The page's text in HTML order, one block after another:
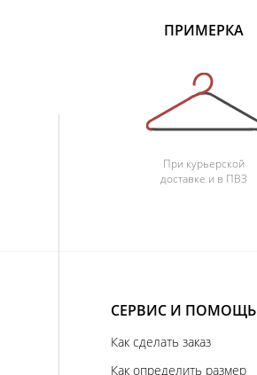
ПРИМЕРКА
При курьерской
доставке и в ПВЗ
СЕРВИС И ПОМОЩЬ
Как сделать заказ
Как определить размер